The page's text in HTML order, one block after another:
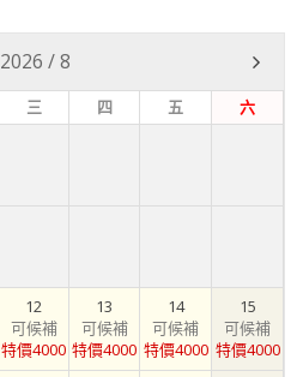
2026 /8
三 四 五 六
12
可候補
特價4000
13
可候補
特價4000
14
可候補
特價4000
15
可候補
特價4000